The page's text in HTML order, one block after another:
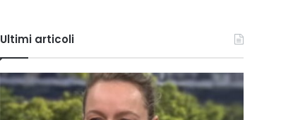
Ultimi articoli